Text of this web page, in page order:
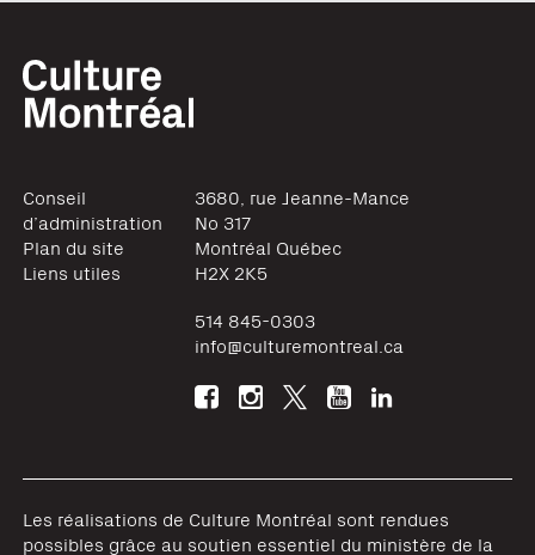
Conseil
d’administration
Plan du site
Liens utiles
3680, rue Jeanne-Mance
No 317
Montréal Québec
H2X 2K5
514 845-0303
info@culturemontreal.ca
Les réalisations de Culture Montréal sont rendues
possibles grâce au soutien essentiel du ministère de la